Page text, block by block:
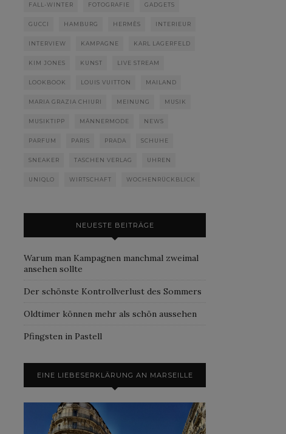
FALL-WINTER FOTOGRAFIE GADGETS
GUCCI HAMBURG HERMÈS INTERIEUR
INTERVIEW KAMPAGNE KARL LAGERFELD
KIM JONES KUNST LIVE STREAM
LOOKBOOK LOUIS VUITTON MAILAND
MARIA GRAZIA CHIURI MEINUNG MUSIK
MUSIKTIPP MÄNNERMODE NEWS
PARFUM PARIS PRADA SCHUHE
SNEAKER TASCHEN VERLAG UHREN
UNIQLO WIRTSCHAFT WOCHENRÜCKBLICK
NEUESTE BEITRÄGE
Warum man Kampagnen manchmal zweimal
ansehen sollte
Der schönste Kontrollverlust des Sommers
Oldtimer können mehr als schön aussehen
Pfingsten in Pastell
EINE LIEBESERKLÄRUNG AN MARSEILLE